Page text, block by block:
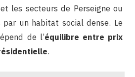
les secteurs de Perseigne ou
par un habitat social dense. Le
de l’équilibre entre prix
.